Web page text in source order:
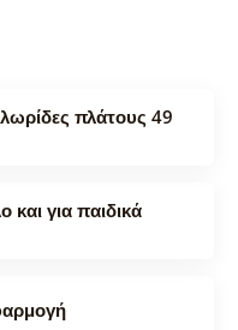
πλάτους 49
για παιδικά